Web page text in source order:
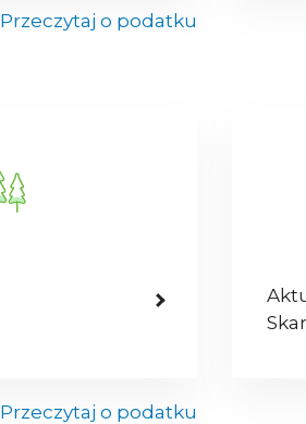
Przeczytaj o podatku
Przeczytaj o podatku